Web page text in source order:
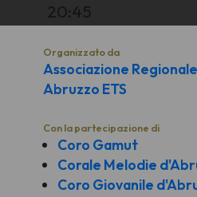
20:45
Organizzato da
Associazione
Abruzzo ETS
Con la partecipazione di
Coro Gamut
Corale Melodie
Coro Giovanile